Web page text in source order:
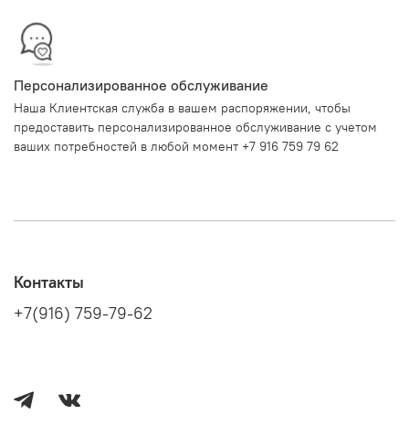
Персонализированное обслуживание
Наша Клиентская служба в вашем распоряжении, чтобы
предоставить персонализированное обслуживание с учетом
ваших потребностей в любой момент +7 916 759 79 62
Контакты
+7(916) 759-79-62